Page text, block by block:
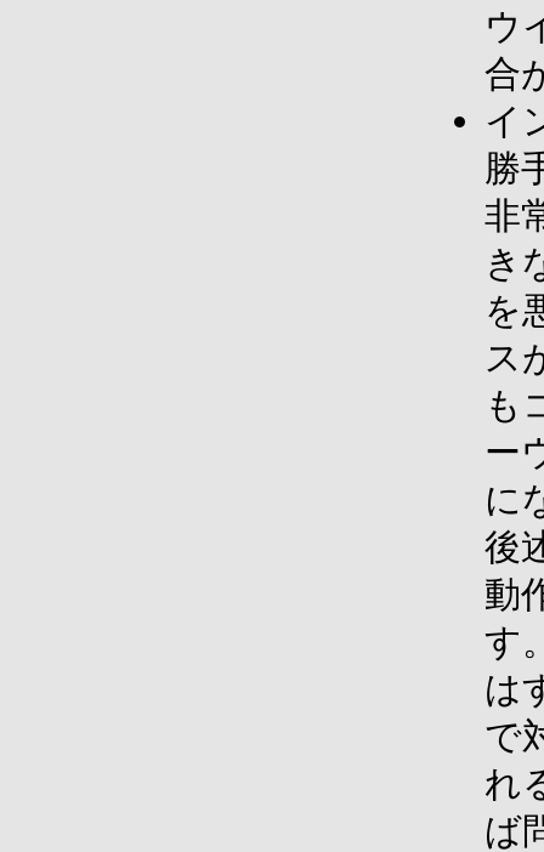
ウ
合
イ
勝
非
き
を
ス
も
ー
に
後
動
す
は
で
れ
ば